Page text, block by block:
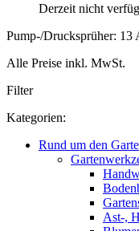
Derzeit nicht
Pump-/Drucksprüher: 13
Alle Preise inkl. MwSt.
Filter
Kategorien:
Rund um den
Ast-,